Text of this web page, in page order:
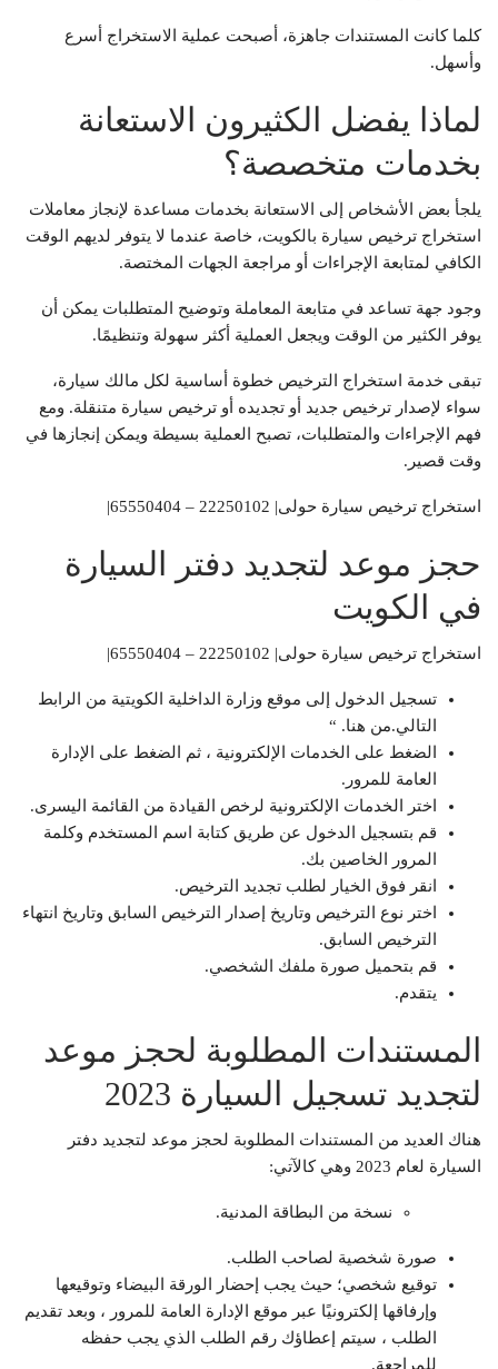
كلما كانت المستندات جاهزة، أصبحت عملية الاستخراج أسرع
وأسهل.
لماذا يفضل الكثيرون الاستعانة
بخدمات متخصصة؟
يلجأ بعض الأشخاص إلى الاستعانة بخدمات مساعدة لإنجاز معاملات
استخراج ترخيص سيارة بالكويت، خاصة عندما لا يتوفر لديهم الوقت
الكافي لمتابعة الإجراءات أو مراجعة الجهات المختصة.
وجود جهة تساعد في متابعة المعاملة وتوضيح المتطلبات يمكن أن
يوفر الكثير من الوقت ويجعل العملية أكثر سهولة وتنظيمًا.
تبقى خدمة استخراج الترخيص خطوة أساسية لكل مالك سيارة،
سواء لإصدار ترخيص جديد أو تجديده أو ترخيص سيارة متنقلة. ومع
فهم الإجراءات والمتطلبات، تصبح العملية بسيطة ويمكن إنجازها في
وقت قصير.
استخراج ترخيص سيارة حولى| 22250102 – 65550404|
حجز موعد لتجديد دفتر السيارة
في الكويت
استخراج ترخيص سيارة حولى| 22250102 – 65550404|
تسجيل الدخول إلى موقع وزارة الداخلية الكويتية من الرابط
التالي.من هنا. “
الضغط على الخدمات الإلكترونية ، ثم الضغط على الإدارة
العامة للمرور.
اختر الخدمات الإلكترونية لرخص القيادة من القائمة اليسرى.
قم بتسجيل الدخول عن طريق كتابة اسم المستخدم وكلمة
المرور الخاصين بك.
انقر فوق الخيار لطلب تجديد الترخيص.
اختر نوع الترخيص وتاريخ إصدار الترخيص السابق وتاريخ انتهاء
الترخيص السابق.
قم بتحميل صورة ملفك الشخصي.
يتقدم.
المستندات المطلوبة لحجز موعد
لتجديد تسجيل السيارة 2023
هناك العديد من المستندات المطلوبة لحجز موعد لتجديد دفتر
السيارة لعام 2023 وهي كالآتي:
نسخة من البطاقة المدنية.
صورة شخصية لصاحب الطلب.
توقيع شخصي؛ حيث يجب إحضار الورقة البيضاء وتوقيعها
وإرفاقها إلكترونيًا عبر موقع الإدارة العامة للمرور ، وبعد تقديم
الطلب ، سيتم إعطاؤك رقم الطلب الذي يجب حفظه
للمراجعة.